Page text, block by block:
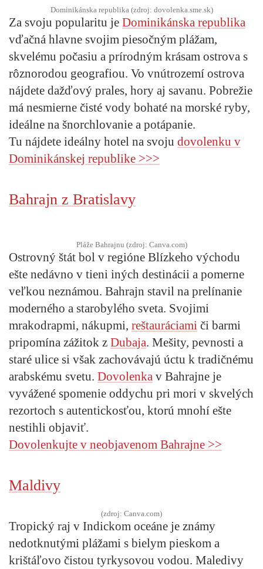
Dominikánska republika (zdroj: dovolenka.sme.sk)
Za svoju popularitu je Dominikánska republika
vďačná hlavne svojim piesočným plážam,
skvelému počasiu a prírodným krásam ostrova s
rôznorodou geografiou. Vo vnútrozemí ostrova
nájdete dažďový prales, hory aj savanu. Pobrežie
má nesmierne čisté vody bohaté na morské ryby,
ideálne na šnorchlovanie a potápanie.
Tu nájdete ideálny hotel na svoju dovolenku v
Dominikánskej republike >>>
Bahrajn z Bratislavy
Pláže Bahrajnu (zdroj: Canva.com)
Ostrovný štát bol v regióne Blízkeho východu
ešte nedávno v tieni iných destinácii a pomerne
veľkou neznámou. Bahrajn stavil na prelínanie
moderného a starobylého sveta. Svojimi
mrakodrapmi, nákupmi, reštauráciami či barmi
pripomína zážitok z Dubaja. Mešity, pevnosti a
staré ulice si však zachovávajú úctu k tradičnému
arabskému svetu. Dovolenka v Bahrajne je
vyvážené spomenie oddychu pri mori v skvelých
rezortoch s autentickosťou, ktorú mnohí ešte
nestihli objaviť.
Dovolenkujte v neobjavenom Bahrajne >>
Maldivy
(zdroj: Canva.com)
Tropický raj v Indickom oceáne je známy
nedotknutými plážami s bielym pieskom a
krištáľovo čistou tyrkysovou vodou. Maledivy